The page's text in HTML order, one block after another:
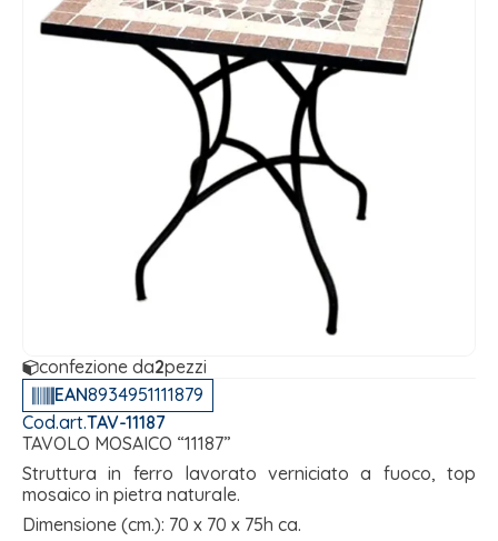
confezione da2pezzi
EAN8934951111879
Cod.art.TAV-11187
TAVOLO MOSAICO “11187”
Struttura in ferro lavorato verniciato a fuoco, top
mosaico in pietra naturale.
Dimensione (cm.): 70 x 70 x 75h ca.